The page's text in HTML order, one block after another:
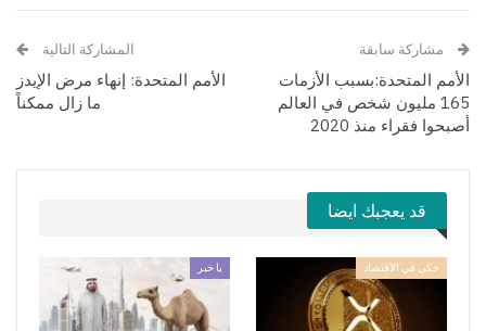
مشاركة سابقة
الأمم المتحدة:بسبب الأزمات
165 مليون شخص في العالم
أصبحوا فقراء منذ 2020
المشاركة التالية
الأمم المتحدة: إنهاء مرض الإيدز
ما زال ممكناً
قد يعجبك ايضا
حكي في الاقتصاد يا خبر